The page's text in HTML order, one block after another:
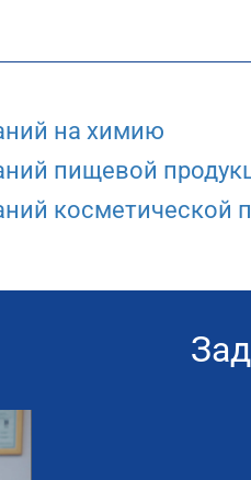
на химию
пищевой
косметической